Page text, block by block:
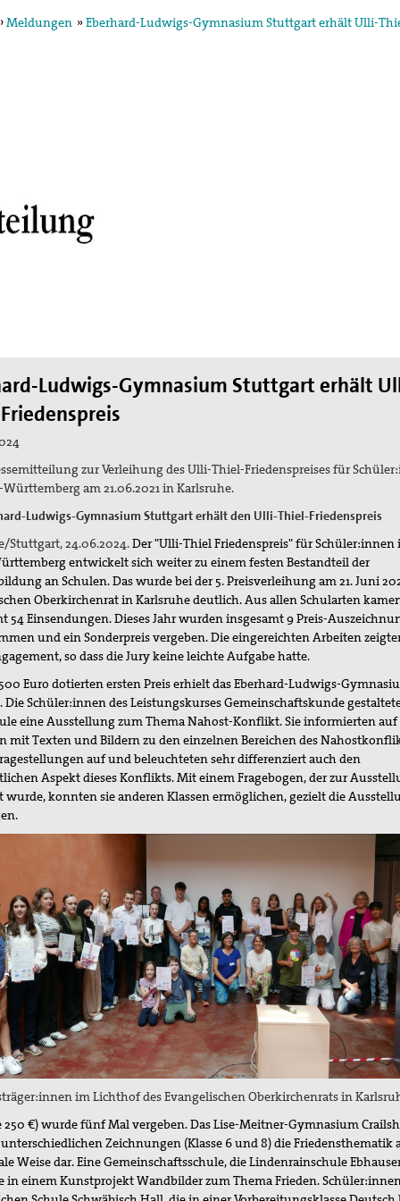
›Meldungen »Eberhard-Ludwigs-Gymnasium Stuttgart erhält Ulli-
des II. Weltkrieges,
Ludwigs-Gymnasium Stuttgart erhält
zur Verleihung des Ulli-Thiel-Friedenspreises für
am 21.06.2021 in Karlsruhe.
Ludwigs-Gymnasium Stuttgart erhält den Ulli-Thiel-Friedenspreis
Stuttgart, 24.06.2024.Der "Ulli-Thiel Friedenspreis" für Schüler:innen
entwickelt sich weiter zu einem festen Bestandteil der
an Schulen. Das wurde bei der 5. Preisverleihung am 21. Juni
Oberkirchenrat in Karlsruhe deutlich. Aus allen Schularten
54 Einsendungen. Dieses Jahr wurden insgesamt 9 Preis-
und ein Sonderpreis vergeben. Die eingereichten Arbeiten
so dass die Jury keine leichte Aufgabe hatte.
Euro dotierten ersten Preis erhielt das Eberhard-Ludwigs-
Die Schüler:innen des Leistungskurses Gemeinschaftskunde
eine Ausstellung zum Thema Nahost-Konflikt. Sie informierten auf
mit Texten und Bildern zu den einzelnen Bereichen des
auf und beleuchteten sehr differenziert auch den
Aspekt dieses Konflikts. Mit einem Fragebogen, der zur
wurde, konnten sie anderen Klassen ermöglichen, gezielt die
im Lichthof des Evangelischen Oberkirchenrats in
250 €) wurde fünf Mal vergeben. Das Lise-Meitner-Gymnasium
Zeichnungen (Klasse 6 und 8) die Friedensthematik
Weise dar. Eine Gemeinschaftsschule, die Lindenrainschule
in einem Kunstprojekt Wandbilder zum Thema Frieden.